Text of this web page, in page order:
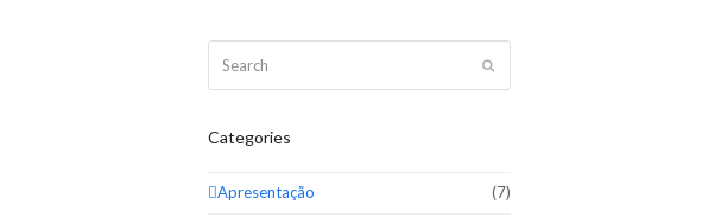
Categories
Apresentação (7)